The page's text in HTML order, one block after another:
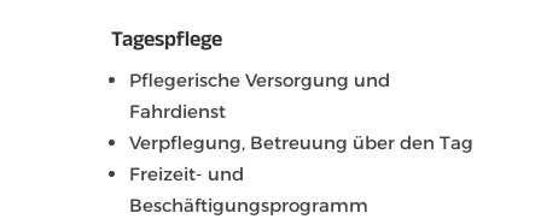
Tagespflege
Pflegerische Versorgung und
Fahrdienst
Verpflegung, Betreuung über den Tag
Freizeit- und
Beschäftigungsprogramm